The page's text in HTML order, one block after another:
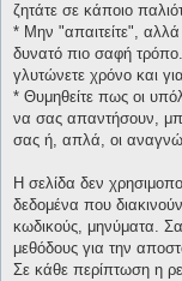
ζητάτε σε κάποιο
* Μην "απαιτείτε", αλλά
δυνατό πιο σαφή
γλυτώνετε χρόνο και
* Θυμηθείτε πως οι
να σας απαντήσουν,
σας ή, απλά, οι
Η σελίδα δεν
δεδομένα που
κωδικούς, μηνύματα.
μεθόδους για την
Σε κάθε περίπτωση η